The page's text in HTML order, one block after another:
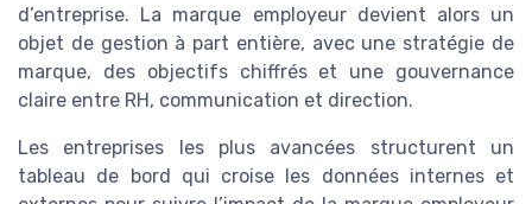
d’entreprise. La marque employeur devient alors un
objet de gestion à part entière, avec une stratégie de
marque, des objectifs chiffrés et une gouvernance
claire entre RH, communication et direction.
Les entreprises les plus avancées structurent un
tableau de bord qui croise les données internes et